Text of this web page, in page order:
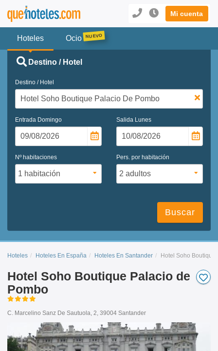
Mi cuenta
Hoteles Ocio
Destino / Hotel
Destino / Hotel
Entrada Domingo Salida Lunes
Nº habitaciones Pers. por habitación
Buscar
Hoteles Hoteles En España Hoteles En Santander Hotel Soho Boutique
Hotel Soho Boutique Palacio de
Pombo
C. Marcelino Sanz De Sautuola, 2, 39004 Santander